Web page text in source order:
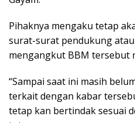
Pihaknya mengaku tetap
surat-surat pendukung
mengangkut BBM tersebut
“Sampai saat ini masih
terkait dengan kabar
tetap kan bertindak sesuai